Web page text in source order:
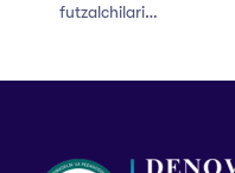
futzalchilari